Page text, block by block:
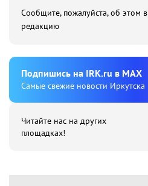
Сообщите, пожалуйста, об этом в
редакцию
Подпишиcь на IRK.ru в MAX
Cамые свежие новости Иркутска
Читайте нас на других
площадках!